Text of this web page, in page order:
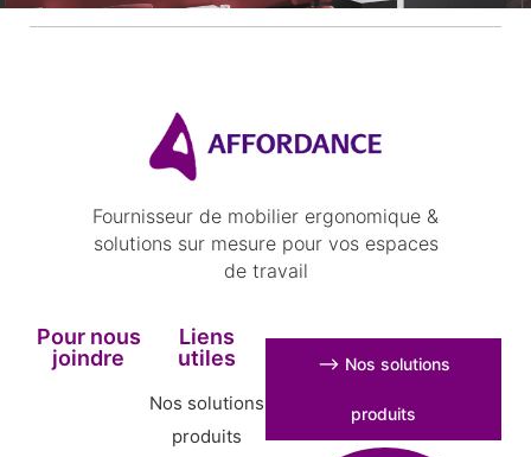
Fournisseur de mobilier ergonomique &
solutions sur mesure pour vos espaces
de travail
Pour nous
joindre
Liens
utiles
Nos solutions
produits
⟶ Nos solutions
produits